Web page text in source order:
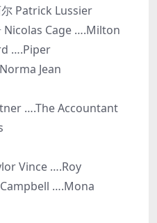
Patrick Lussier
Cage ….Milton
….Piper
Jean
….The Accountant
Vince ….Roy
Campbell ….Mona